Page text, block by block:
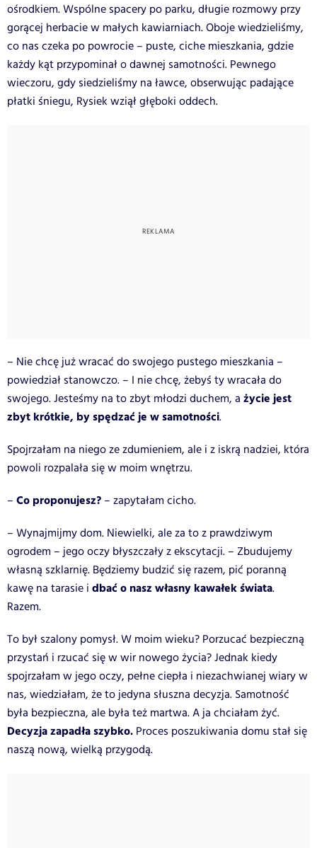
ośrodkiem. Wspólne spacery po parku, długie rozmowy przy
gorącej herbacie w małych kawiarniach. Oboje wiedzieliśmy,
co nas czeka po powrocie – puste, ciche mieszkania, gdzie
każdy kąt przypominał o dawnej samotności. Pewnego
wieczoru, gdy siedzieliśmy na ławce, obserwując padające
płatki śniegu, Rysiek wziął głęboki oddech.
– Nie chcę już wracać do swojego pustego mieszkania –
powiedział stanowczo. – I nie chcę, żebyś ty wracała do
swojego. Jesteśmy na to zbyt młodzi duchem, a życie jest
zbyt krótkie, by spędzać je w samotności.
Spojrzałam na niego ze zdumieniem, ale i z iskrą nadziei, która
powoli rozpalała się w moim wnętrzu.
– Co proponujesz? – zapytałam cicho.
– Wynajmijmy dom. Niewielki, ale za to z prawdziwym
ogrodem – jego oczy błyszczały z ekscytacji. – Zbudujemy
własną szklarnię. Będziemy budzić się razem, pić poranną
kawę na tarasie i dbać o nasz własny kawałek świata.
Razem.
To był szalony pomysł. W moim wieku? Porzucać bezpieczną
przystań i rzucać się w wir nowego życia? Jednak kiedy
spojrzałam w jego oczy, pełne ciepła i niezachwianej wiary w
nas, wiedziałam, że to jedyna słuszna decyzja. Samotność
była bezpieczna, ale była też martwa. A ja chciałam żyć.
Decyzja zapadła szybko. Proces poszukiwania domu stał się
naszą nową, wielką przygodą.